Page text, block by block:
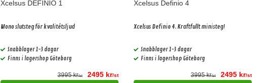
Xcelsus DEFINIO 1
Mono slutsteg för kvalitétsljud
Snabblager 1-3 dagar
Finns i lagershop Göteborg
3995 kr/st 2495 kr/st
Xcelsus Definio 4
Xcelsus Definio 4. Kraftfullt ministeg!
Snabblager 1-3 dagar
Finns i lagershop Göteborg
3995 kr/st 2495 kr/st